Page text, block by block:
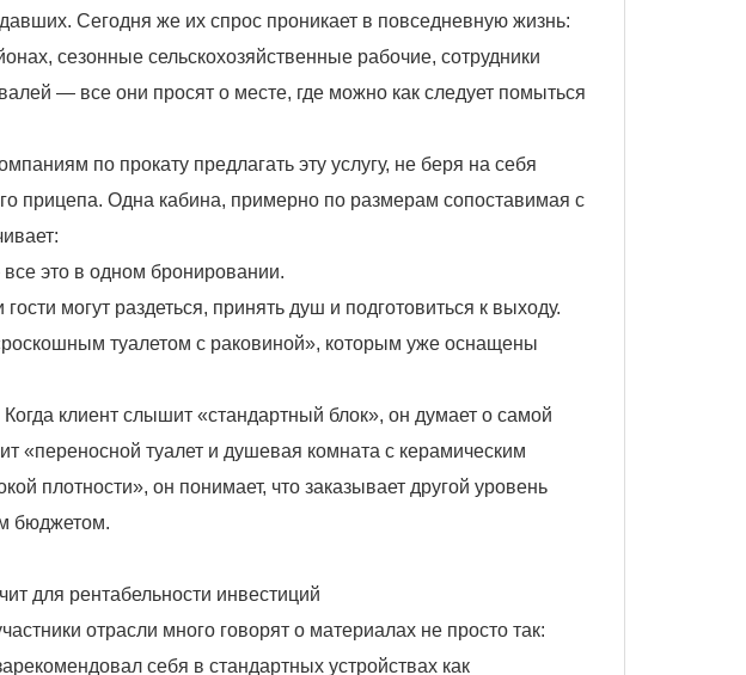
Сегодня же их спрос проникает в повседневную жизнь:
сезонные сельскохозяйственные рабочие, сотрудники
— все они просят о месте, где можно как следует помыться
по прокату предлагать эту услугу, не беря на себя
прицепа. Одна кабина, примерно по размерам сопоставимая с
это в одном бронировании.
могут раздеться, принять душ и подготовиться к выходу.
туалетом с раковиной», которым уже оснащены
клиент слышит «стандартный блок», он думает о самой
«переносной туалет и душевая комната с керамическим
плотности», он понимает, что заказывает другой уровень
бюджетом.
для рентабельности инвестиций
отрасли много говорят о материалах не просто так:
себя в стандартных устройствах как